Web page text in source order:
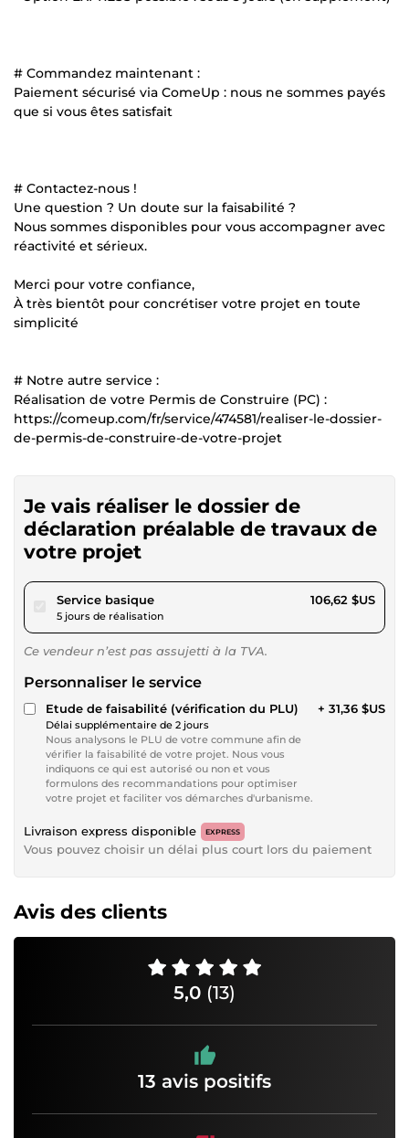
# Commandez maintenant :
Paiement sécurisé via ComeUp : nous ne sommes payés
que si vous êtes satisfait
# Contactez-nous !
Une question ? Un doute sur la faisabilité ?
Nous sommes disponibles pour vous accompagner avec
réactivité et sérieux.
Merci pour votre confiance,
À très bientôt pour concrétiser votre projet en toute
simplicité
# Notre autre service :
Réalisation de votre Permis de Construire (PC) :
https://comeup.com/fr/service/474581/realiser-le-dossier-
de-permis-de-construire-de-votre-projet
Je vais réaliser le dossier de
déclaration préalable de travaux de
votre projet
Service basiquepour 98,26 $US
5 jours de réalisation
106,62 $US
Ce vendeur n’est pas assujetti à la TVA.
Personnaliser le service
Etude de faisabilité (vérification du PLU)
Délai supplémentaire de 2 jours
Nous analysons le PLU de votre commune afin de
vérifier la faisabilité de votre projet. Nous vous
indiquons ce qui est autorisé ou non et vous
formulons des recommandations pour optimiser
votre projet et faciliter vos démarches d'urbanisme.
+ 31,36 $US
Livraison express disponible EXPRESS
Vous pouvez choisir un délai plus court lors du paiement
Avis des clients
5,0 (13)
13 avis positifs